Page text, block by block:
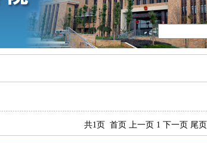
共1页 首页 上一页 1 下一页 尾页